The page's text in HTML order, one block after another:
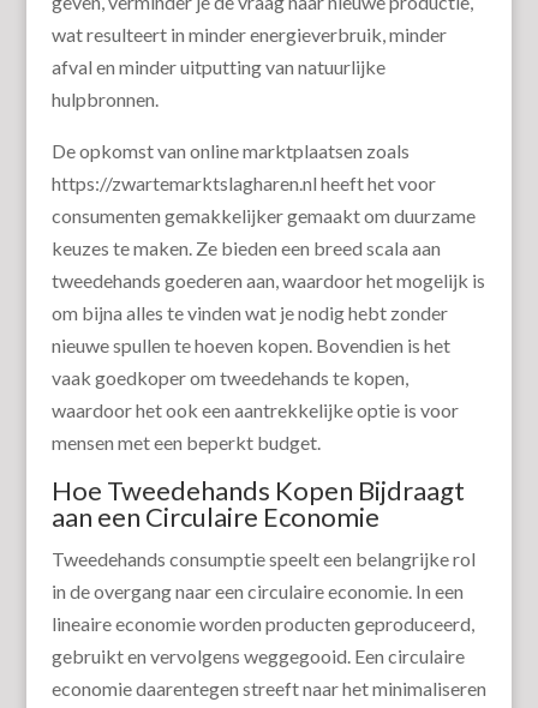
wat resulteert in minder energieverbruik, minder
afval en minder uitputting van natuurlijke
hulpbronnen.
De opkomst van online marktplaatsen zoals
https://zwartemarktslagharen.nl heeft het voor
consumenten gemakkelijker gemaakt om duurzame
keuzes te maken. Ze bieden een breed scala aan
tweedehands goederen aan, waardoor het mogelijk is
om bijna alles te vinden wat je nodig hebt zonder
nieuwe spullen te hoeven kopen. Bovendien is het
vaak goedkoper om tweedehands te kopen,
waardoor het ook een aantrekkelijke optie is voor
mensen met een beperkt budget.
Hoe Tweedehands Kopen Bijdraagt
aan een Circulaire Economie
Tweedehands consumptie speelt een belangrijke rol
in de overgang naar een circulaire economie. In een
lineaire economie worden producten geproduceerd,
gebruikt en vervolgens weggegooid. Een circulaire
economie daarentegen streeft naar het minimaliseren